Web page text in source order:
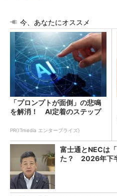
今、あなたにオススメ
「プロンプトが面倒」の悲鳴
を解消！ AI定着のステップ
PR(ITmedia エンタープライズ)
富士通とNECは
た？ 2026年下